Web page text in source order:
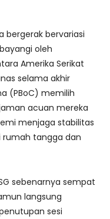
bergerak bervariasi
oleh
Amerika Serikat
selama akhir
(PBoC) memilih
acuan mereka
menjaga stabilitas
tangga dan
sebenarnya sempat
langsung
sesi